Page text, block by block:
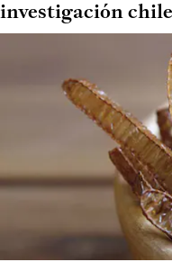
investigación